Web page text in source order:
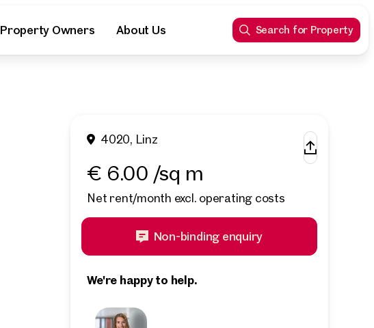
Property Owners About Us Search for Property
4020, Linz
€ 6.00 /sq m
Net rent/month excl. operating costs
Non-binding enquiry
We're happy to help.